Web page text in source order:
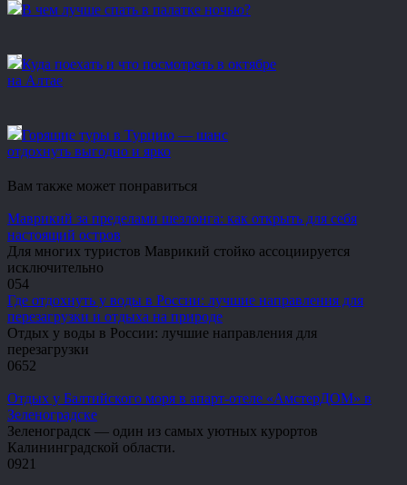
В чем лучше спать в палатке ночью?
Куда поехать и что посмотреть в октябре
на Алтае
Горящие туры в Турцию — шанс
отдохнуть выгодно и ярко
Вам также может понравиться
Маврикий за пределами шезлонга: как открыть для себя
настоящий остров
Для многих туристов Маврикий стойко ассоциируется
исключительно
054
Где отдохнуть у воды в России: лучшие направления для
перезагрузки и отдыха на природе
Отдых у воды в России: лучшие направления для
перезагрузки
0652
Отдых у Балтийского моря в апарт-отеле «АмстерДОМ» в
Зеленоградске
Зеленоградск — один из самых уютных курортов
Калининградской области.
0921